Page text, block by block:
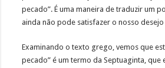
pecado”. É uma maneira de traduzir um
ainda não pode satisfazer o nosso
Examinando o texto grego, vemos que
pecado” é um termo da Septuaginta, que